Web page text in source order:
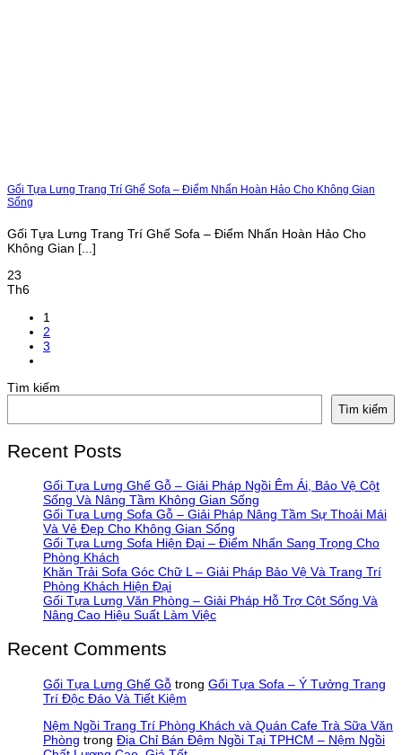
Gối Tựa Lưng Trang Trí Ghế Sofa – Điểm Nhấn Hoàn Hảo Cho Không Gian
Sống
Gối Tựa Lưng Trang Trí Ghế Sofa – Điểm Nhấn Hoàn Hảo Cho
Không Gian [...]
23
Th6
1
2
3
Tìm kiếm
Tìm kiếm
Recent Posts
Gối Tựa Lưng Ghế Gỗ – Giải Pháp Ngồi Êm Ái, Bảo Vệ Cột
Sống Và Nâng Tầm Không Gian Sống
Gối Tựa Lưng Sofa Gỗ – Giải Pháp Nâng Tầm Sự Thoải Mái
Và Vẻ Đẹp Cho Không Gian Sống
Gối Tựa Lưng Sofa Hiện Đại – Điểm Nhấn Sang Trọng Cho
Phòng Khách
Khăn Trải Sofa Góc Chữ L – Giải Pháp Bảo Vệ Và Trang Trí
Phòng Khách Hiện Đại
Gối Tựa Lưng Văn Phòng – Giải Pháp Hỗ Trợ Cột Sống Và
Nâng Cao Hiệu Suất Làm Việc
Recent Comments
Gối Tựa Lưng Ghế Gỗ trong Gối Tựa Sofa – Ý Tưởng Trang
Trí Độc Đáo Và Tiết Kiệm
Nệm Ngồi Trang Trí Phòng Khách và Quán Cafe Trà Sữa Văn
Phòng trong Địa Chỉ Bán Đệm Ngồi Tại TPHCM – Nệm Ngồi